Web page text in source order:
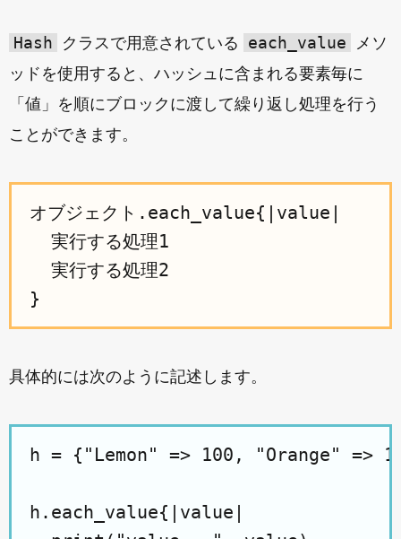
Hash クラスで用意されている each_value
メソ
ッドを使用すると、ハッシュに含まれる要素毎に
「値」を順にブロックに渡して繰り返し処理を行う
ことができます。
オブジェクト.each_value{|value|
  実行する処理1
  実行する処理2
具体的には次のように記述します。
h = {"Lemon" => 100, "Orange" =>
h.each_value{|value|